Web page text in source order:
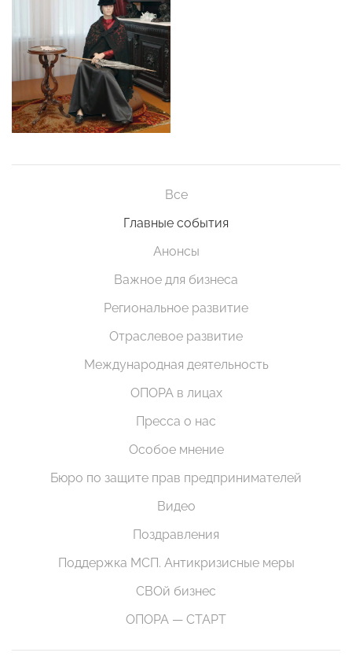
Все
Главные события
Анонсы
Важное для бизнеса
Региональное развитие
Отраслевое развитие
Международная деятельность
ОПОРА в лицах
Пресса о нас
Особое мнение
Бюро по защите прав предпринимателей
Видео
Поздравления
Поддержка МСП. Антикризисные меры
СВОй бизнес
ОПОРА — СТАРТ